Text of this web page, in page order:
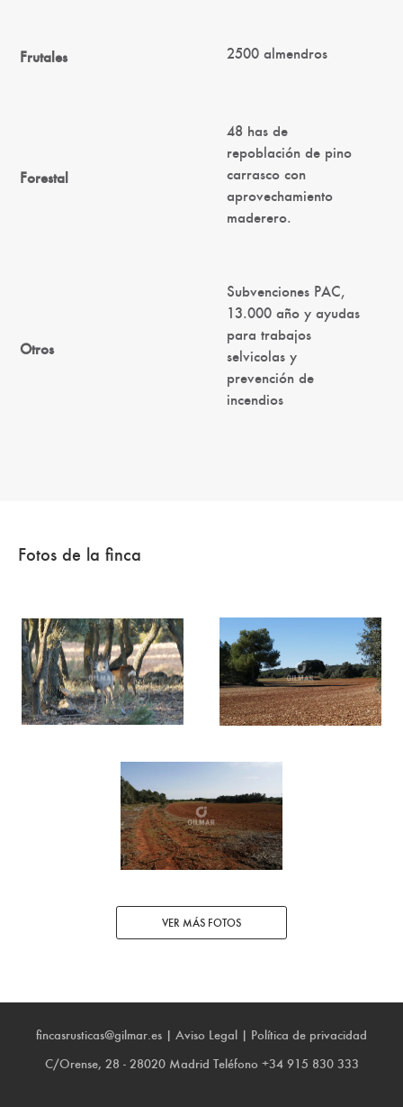
Frutales 2500 almendros
Forestal
48 has de
repoblación de pino
carrasco con
aprovechamiento
maderero.
Otros
Subvenciones PAC,
13.000 año y ayudas
para trabajos
selvicolas y
prevención de
incendios
Fotos de la finca
VER MÁS FOTOS
fincasrusticas@gilmar.es | Aviso Legal | Política de privacidad
C/Orense, 28 - 28020 Madrid Teléfono +34 915 830 333